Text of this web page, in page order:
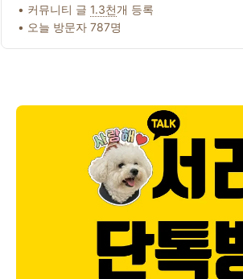
• 커뮤니티 글 1.3천개 등록
• 오늘 방문자 787명